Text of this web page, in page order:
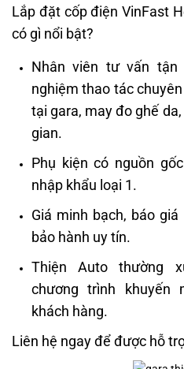
Lắp đặt cốp điện VinFast
có gì nổi bật?
Nhân viên tư vấn
nghiệm thao tác
tại gara, may đo ghế
gian.
Phụ kiện có nguồn
nhập khẩu loại 1.
Giá minh bạch, báo
bảo hành uy tín.
Thiện Auto thường
chương trình khuyến
khách hàng.
Liên hệ ngay để được hỗ